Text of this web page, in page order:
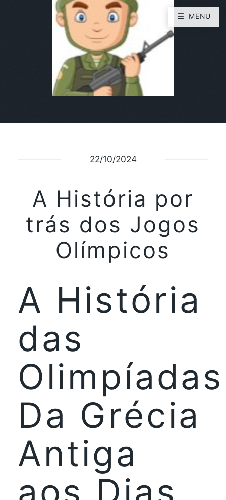
22/10/2024
A História por
trás dos Jogos
Olímpicos
A História
das
Da Grécia
Antiga
MENU